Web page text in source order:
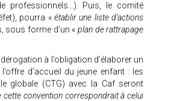
professionnels…). Puis, le comité
pourra « établir une liste d’actions
sous forme d’un « plan de rattrapage
à l’obligation d’élaborer un
d’accueil du jeune enfant : les
globale (CTG) avec la Caf seront
convention correspondrait à celui